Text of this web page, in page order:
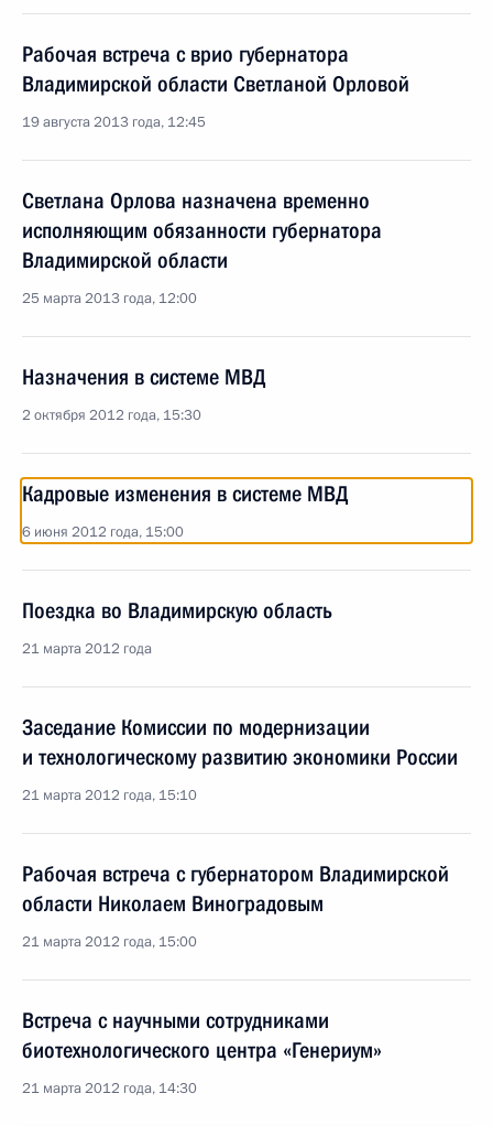
Рабочая встреча с врио губернатора
Владимирской области Светланой Орловой
19 августа 2013 года, 12:45
Светлана Орлова назначена временно
исполняющим обязанности губернатора
Владимирской области
25 марта 2013 года, 12:00
Назначения в системе МВД
2 октября 2012 года, 15:30
Кадровые изменения в системе МВД
6 июня 2012 года, 15:00
Поездка во Владимирскую область
21 марта 2012 года
Заседание Комиссии по модернизации
и технологическому развитию экономики России
21 марта 2012 года, 15:10
Рабочая встреча с губернатором Владимирской
области Николаем Виноградовым
21 марта 2012 года, 15:00
Встреча с научными сотрудниками
биотехнологического центра «Генериум»
21 марта 2012 года, 14:30